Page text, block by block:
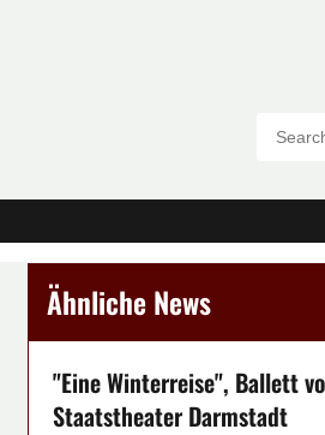
Ähnliche News
"Eine Winterreise", Ballett
Staatstheater Darmstadt